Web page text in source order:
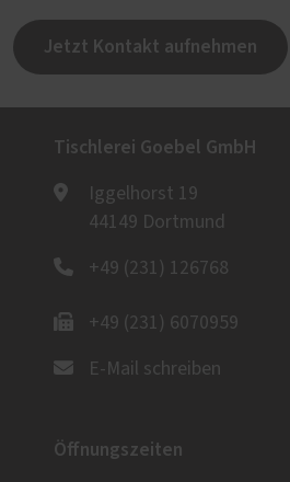
Jetzt Kontakt aufnehmen
Tischlerei Goebel GmbH
Iggelhorst 19
44149 Dortmund
+49 (231) 126768
+49 (231) 6070959
E-Mail schreiben
Öffnungszeiten